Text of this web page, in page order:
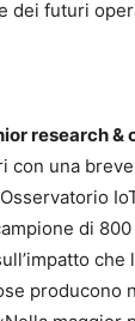
dei futuri
research
con una
di
producono